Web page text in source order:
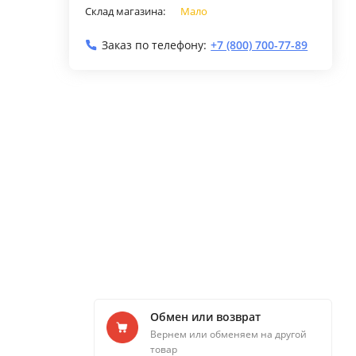
Склад магазина: Мало
Заказ по телефону: +7 (800) 700-77-89
Обмен или возврат
Вернем или обменяем на другой
товар